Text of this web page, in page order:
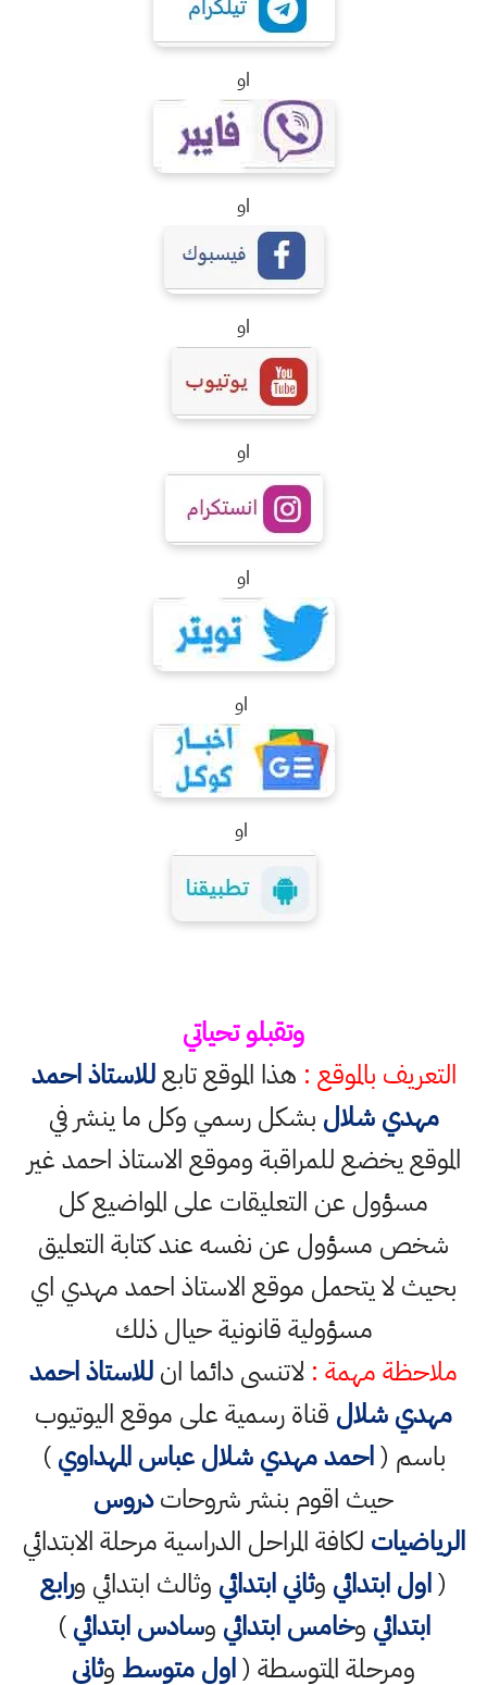
او
او
او
او
او
او
او
وتقبلو تحياتي
التعريف بالموقع : هذا الموقع تابعللاستاذ احمد
مهدي شلال بشكل رسمي وكل ما ينشر في
الموقع يخضع للمراقبة وموقع الاستاذ احمد غير
مسؤول عن التعليقات على المواضيع كل
شخص مسؤول عن نفسه عند كتابة التعليق
بحيث لا يتحمل موقع الاستاذ احمد مهدي اي
مسؤولية قانونية حيال ذلك
ملاحظة مهمة : لاتنسى دائما انللاستاذ احمد
مهدي شلال قناة رسمية على موقع اليوتيوب
باسم (احمد مهدي شلال عباس المهداوي)
حيث اقوم بنشر شروحاتدروس
الرياضيات لكافة المراحل الدراسية مرحلة الابتدائي
(اول ابتدائي وثاني ابتدائي وثالث ابتدائي ورابع
ابتدائي وخامس ابتدائي وسادس ابتدائي)
ومرحلة المتوسطة (اول متوسط وثاني